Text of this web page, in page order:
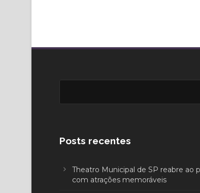
Posts recentes
Theatro Municipal de SP reabre ao
com atrações memoráveis